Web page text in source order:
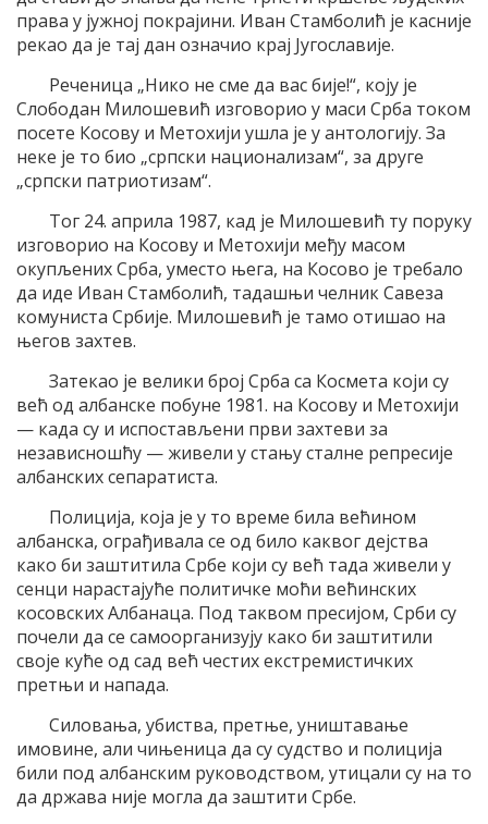
права у јужној покрајини. Иван Стамболић је касније
рекао да је тај дан означио крај Југославије.
Реченица „Нико не сме да вас бије!“, коју је
Слободан Милошевић изговорио у маси Срба током
посете Косову и Метохији ушла је у антологију. За
неке је то био „српски национализам“, за друге
„српски патриотизам“.
Тог 24. априла 1987, кад је Милошевић ту поруку
изговорио на Косову и Метохији међу масом
окупљених Срба, уместо њега, на Косово је требало
да иде Иван Стамболић, тадашњи челник Савеза
комуниста Србије. Милошевић је тамо отишао на
његов захтев.
Затекао је велики број Срба са Космета који су
већ од албанске побуне 1981. на Косову и Метохији
— када су и испостављени први захтеви за
независношћу — живели у стању сталне репресије
албанских сепаратиста.
Полиција, која је у то време била већином
албанска, ограђивала се од било каквог дејства
како би заштитила Србе који су већ тада живели у
сенци нарастајуће политичке моћи већинских
косовских Албанаца. Под таквом пресијом, Срби су
почели да се самоорганизују како би заштитили
своје куће од сад већ честих екстремистичких
претњи и напада.
Силовања, убиства, претње, уништавање
имовине, али чињеница да су судство и полиција
били под албанским руководством, утицали су на то
да држава није могла да заштити Србе.